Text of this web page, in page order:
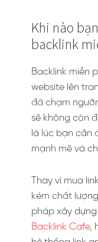
Khi nào
backlink
Backlink miễn
website lên
đã chạm
sẽ không còn
là lúc bạn cần
mạnh mẽ và
Thay vì mua
kém chất
pháp xây
Backlink Cafe,